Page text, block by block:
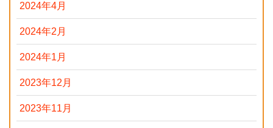
2024年4月
2024年2月
2024年1月
2023年12月
2023年11月